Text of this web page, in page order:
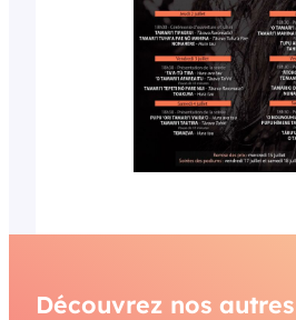
Découvrez nos